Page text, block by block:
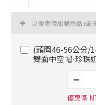
以優惠價加購商品 (最
(頭圍46-56公分/
雙面中空帽-珍珠
優惠價